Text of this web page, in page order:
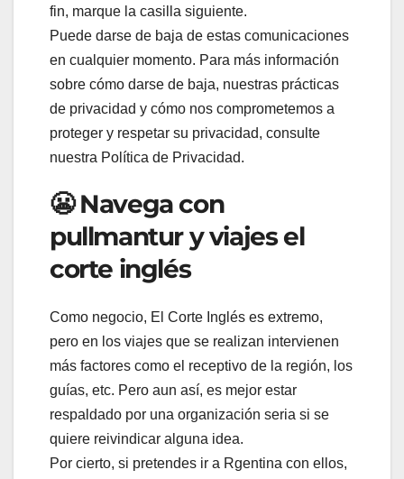
fin, marque la casilla siguiente.
Puede darse de baja de estas comunicaciones
en cualquier momento. Para más información
sobre cómo darse de baja, nuestras prácticas
de privacidad y cómo nos comprometemos a
proteger y respetar su privacidad, consulte
nuestra Política de Privacidad.
😬 Navega con
pullmantur y viajes el
corte inglés
Como negocio, El Corte Inglés es extremo,
pero en los viajes que se realizan intervienen
más factores como el receptivo de la región, los
guías, etc. Pero aun así, es mejor estar
respaldado por una organización seria si se
quiere reivindicar alguna idea.
Por cierto, si pretendes ir a Rgentina con ellos,